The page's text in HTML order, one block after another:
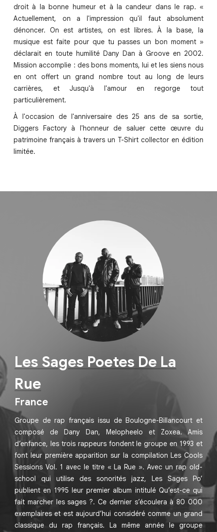
droit à la bonne humeur et à la candeur dans le rap. «
Actuellement, on a l'impression qu'il faut absolument
dénoncer. On est artistes, on est libres. À la base, la
musique est faite pour que tu passes un bon moment »
déclarait en toute humilité Dany Dan à Groove en 2002.
Mission accomplie : des bons moments, lui et les siens nous
en ont offert un grand nombre tout au long de leurs
carrières, et Jusqu'à l'amour en regorge tout
particulièrement.
À l'occasion de l'anniversaire des 25 ans de sa sortie,
Diggers Factory à l'honneur de saluer cette œuvre du
patrimoine français à travers un T-Shirt collector en édition
limitée.
Les Sages Poetes De La
Rue
France
Groupe de rap français issu de Boulogne-Billancourt et
composé de Dany Dan, Melopheelo et Zoxea. Amis
d’enfance, les trois rappeurs fondent le groupe en 1993 et
font leur première apparition sur la compilation Les Cools
Sessions Vol. 1 avec le titre « La Rue ». Avec un rap old-
school qui utilise des sonorités jazz, Les Sages Po’
publient en 1995 leur premier album intitulé Qu’est-ce qui
fait marcher les sages ?. Ce dernier s’écoulera à 80 000
exemplaires et est aujourd’hui considéré comme un grand
classique du rap français. La même année le groupe